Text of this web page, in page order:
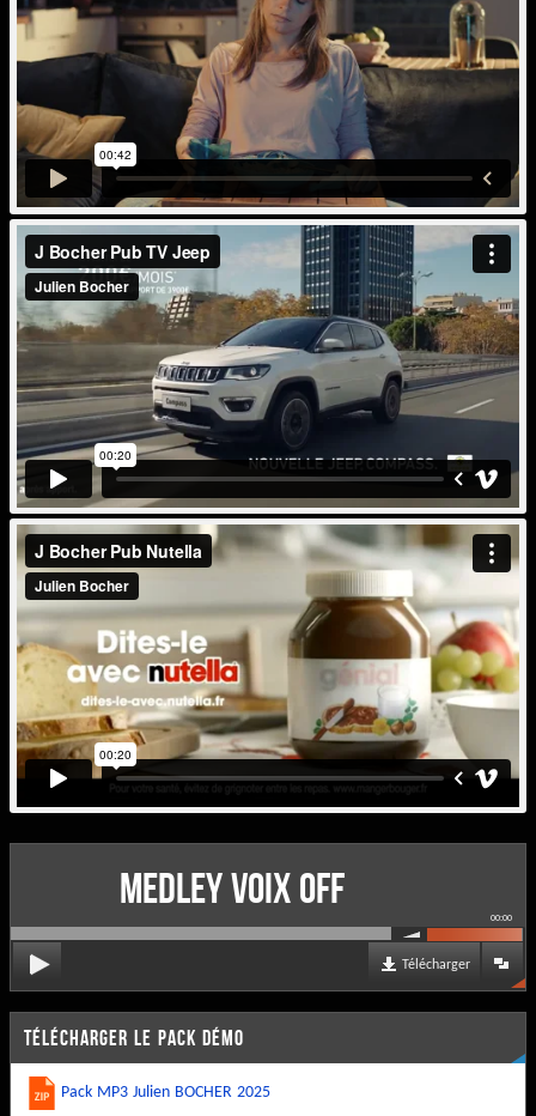
MEDLEY VOIX OFF
00:00
Télécharger
TÉLÉCHARGER LE PACK DÉMO
Pack MP3 Julien BOCHER 2025